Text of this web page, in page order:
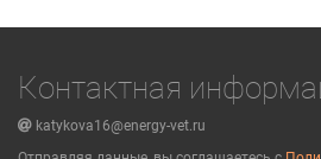
Контактная
katykova16@energy-vet.ru